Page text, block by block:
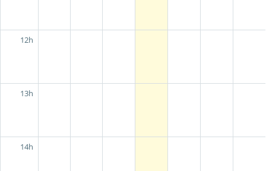
12h
13h
14h